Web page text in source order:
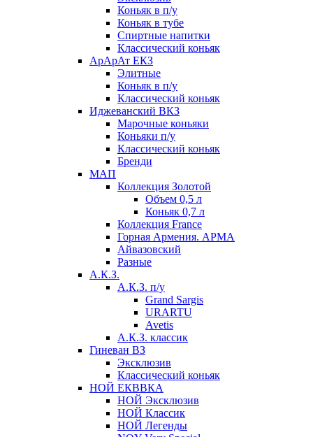
Коньяк в п/у
Коньяк в тубе
Спиртные напитки
Классический коньяк
АрАрАт ЕКЗ
Элитные
Коньяк в п/у
Классический коньяк
Иджеванский ВКЗ
Марочные коньяки
Коньяки п/у
Классический коньяк
Бренди
МАП
Коллекция Золотой
Объем 0,5 л
Коньяк 0,7 л
Коллекция France
Горная Армения. АРМА
Айвазовский
Разные
А.К.З.
А.К.З. п/у
Grand Sargis
URARTU
Avetis
А.К.З. классик
Гиневан ВЗ
Эксклюзив
Классический коньяк
НОЙ ЕКВВКА
НОЙ Эксклюзив
НОЙ Классик
НОЙ Легенды